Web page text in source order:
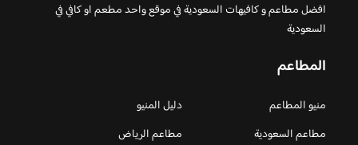
افضل مطاعم و كافيهات السعودية في موقع واحد مطعم او كافي في
السعودية
المطاعم
منيو المطاعم
دليل المنيو
مطاعم السعودية
مطاعم الرياض